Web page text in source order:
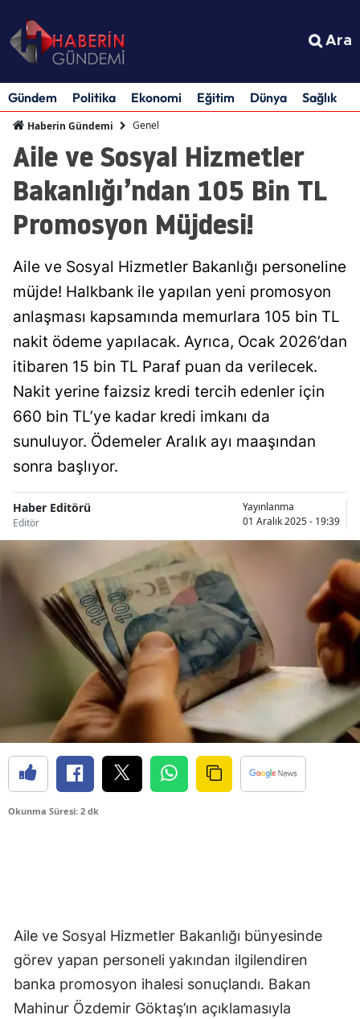
Ara
Gündem Politika Ekonomi Eğitim Dünya Sağlık
Haberin Gündemi Genel
Aile ve Sosyal Hizmetler
Bakanlığı’ndan 105 Bin TL
Promosyon Müjdesi!
Aile ve Sosyal Hizmetler Bakanlığı personeline
müjde! Halkbank ile yapılan yeni promosyon
anlaşması kapsamında memurlara 105 bin TL
nakit ödeme yapılacak. Ayrıca, Ocak 2026’dan
itibaren 15 bin TL Paraf puan da verilecek.
Nakit yerine faizsiz kredi tercih edenler için
660 bin TL’ye kadar kredi imkanı da
sunuluyor. Ödemeler Aralık ayı maaşından
sonra başlıyor.
Haber Editörü
Editör
Yayınlanma
01 Aralık 2025 - 19:39
Okunma Süresi: 2 dk
Aile ve Sosyal Hizmetler Bakanlığı bünyesinde
görev yapan personeli yakından ilgilendiren
banka promosyon ihalesi sonuçlandı. Bakan
Mahinur Özdemir Göktaş’ın açıklamasıyla